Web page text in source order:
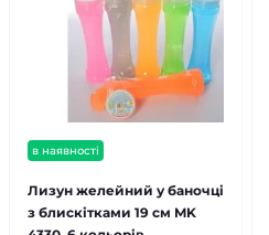
в наявності
Лизун желейний у баночці
з блискітками 19 см MK